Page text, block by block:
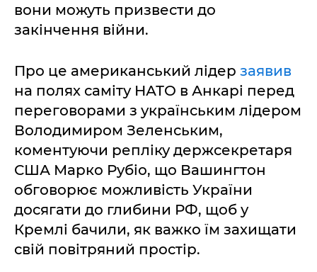
вони можуть призвести до
закінчення війни.
Про це американський лідер заявив
на полях саміту НАТО в Анкарі перед
переговорами з українським лідером
Володимиром Зеленським,
коментуючи репліку держсекретаря
США Марко Рубіо, що Вашингтон
обговорює можливість України
досягати до глибини РФ, щоб у
Кремлі бачили, як важко їм захищати
свій повітряний простір.